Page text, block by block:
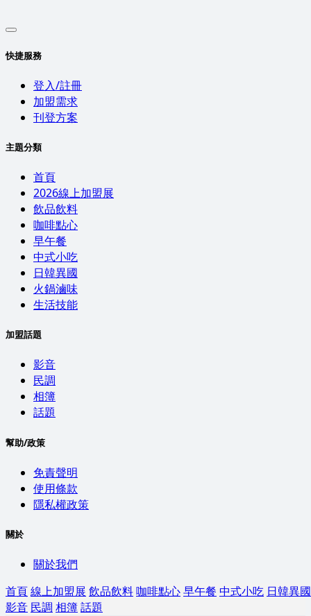
快捷服務
登入/註冊
加盟需求
刊登方案
主題分類
首頁
2026線上加盟展
飲品飲料
咖啡點心
早午餐
中式小吃
日韓異國
火鍋滷味
生活技能
加盟話題
影音
民調
相簿
話題
幫助/政策
免責聲明
使用條款
隱私權政策
關於
關於我們
首頁線上加盟展 飲品飲料咖啡點心早午餐 中式小吃 日韓異國
影音 民調 相簿話題